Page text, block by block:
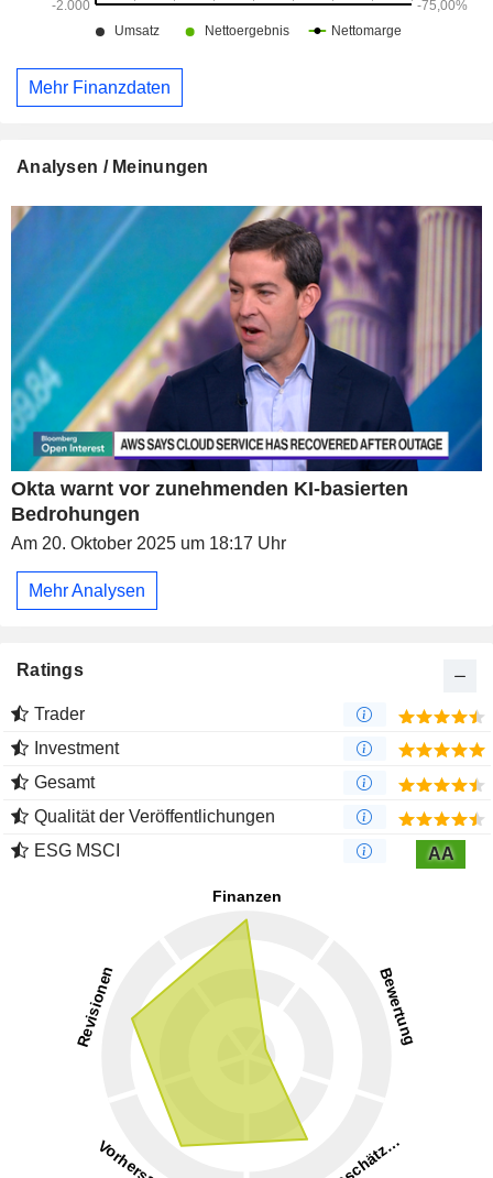
Mehr Finanzdaten
Analysen / Meinungen
Okta warnt vor zunehmenden KI-basierten
Bedrohungen
Am 20. Oktober 2025 um 18:17 Uhr
Mehr Analysen
Ratings
Trader
Investment
Gesamt
Qualität der Veröffentlichungen
ESG MSCI
AA